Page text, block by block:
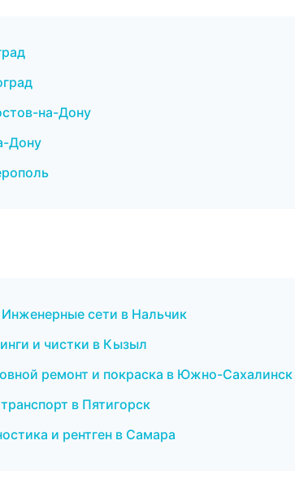
на-Дону
Дону
сети в Нальчик
и чистки в Кызыл
ремонт и покраска в Южно-Сахалинск
в Пятигорск
и рентген в Самара